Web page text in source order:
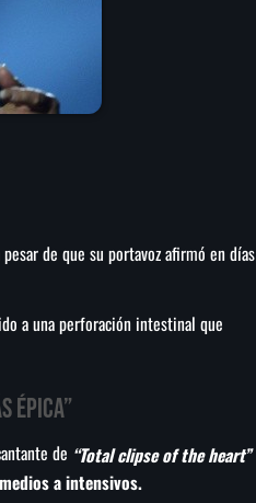
de que su portavoz afirmó en días
a una perforación intestinal que
épica”
de “Total clipse of the heart”
a intensivos.